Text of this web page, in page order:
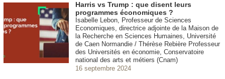
Harris vs Trump : que disent leurs
programmes économiques ?
Isabelle Lebon, Professeur de Sciences
Economiques, directrice adjointe de la Maison de
la Recherche en Sciences Humaines, Université
de Caen Normandie / Thérèse Rebière Professeur
des Universités en économie, Conservatoire
national des arts et métiers (Cnam)
16 septembre 2024